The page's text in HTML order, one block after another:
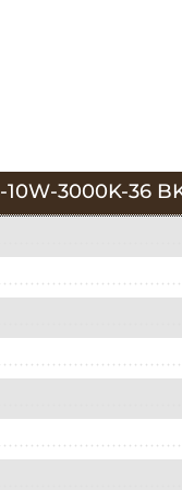
3000K-36